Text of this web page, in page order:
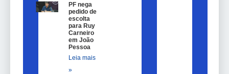
PF nega
pedido de
escolta
para Ruy
Carneiro
em João
Pessoa
Leia mais
»